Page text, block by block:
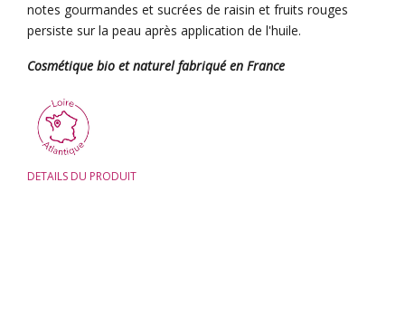
notes gourmandes et sucrées de raisin et fruits rouges
persiste sur la peau après application de l'huile.
Cosmétique bio et naturel fabriqué en France
DETAILS DU PRODUIT